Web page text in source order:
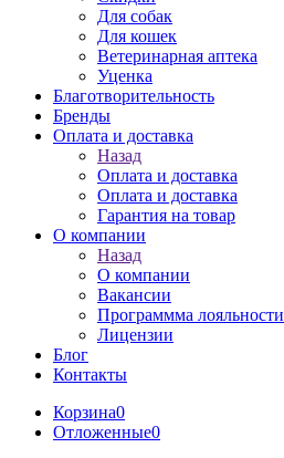
Для собак
Для кошек
Ветеринарная аптека
Уценка
Благотворительность
Бренды
Оплата и доставка
Назад
Оплата и доставка
Оплата и доставка
Гарантия на товар
О компании
Назад
О компании
Вакансии
Программма лояльности
Лицензии
Блог
Контакты
Корзина0
Отложенные0